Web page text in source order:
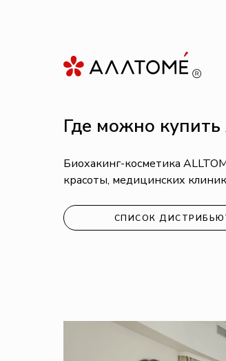
Где можно купить
Биохакинг-косметика
красоты, медицинских
СПИСОК